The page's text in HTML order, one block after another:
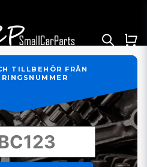
TILLBEHÖR FRÅN